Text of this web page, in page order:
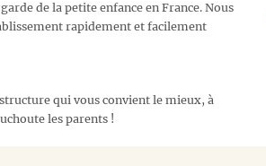
de la petite enfance en France. Nous
rapidement et facilement
qui vous convient le mieux, à
les parents !